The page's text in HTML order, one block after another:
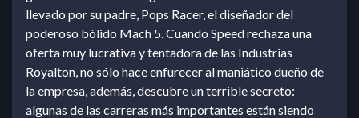
llevado por su padre, Pops Racer, el diseñador del
poderoso bólido Mach 5. Cuando Speed rechaza una
oferta muy lucrativa y tentadora de las Industrias
Royalton, no sólo hace enfurecer al maniático dueño de
la empresa, además, descubre un terrible secreto:
algunas de las carreras más importantes están siendo